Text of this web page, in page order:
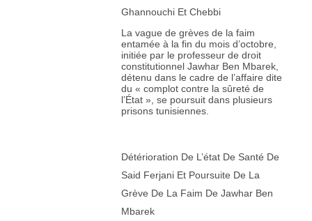
Ghannouchi Et Chebbi
La vague de grèves de la faim
entamée à la fin du mois d’octobre,
initiée par le professeur de droit
constitutionnel Jawhar Ben Mbarek,
détenu dans le cadre de l’affaire dite
du « complot contre la sûreté de
l’État », se poursuit dans plusieurs
prisons tunisiennes.
Détérioration De L’état De Santé De
Said Ferjani Et Poursuite De La
Grève De La Faim De Jawhar Ben
Mbarek